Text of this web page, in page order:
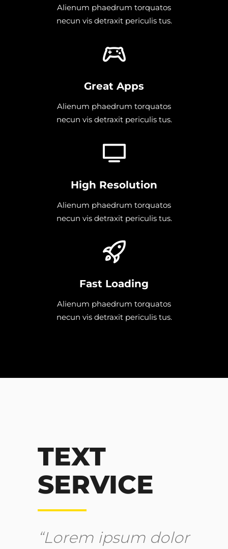
Alienum phaedrum torquatos
necun vis detraxit periculis tus.
Great Apps
Alienum phaedrum torquatos
necun vis detraxit periculis tus.
High Resolution
Alienum phaedrum torquatos
necun vis detraxit periculis tus.
Fast Loading
Alienum phaedrum torquatos
necun vis detraxit periculis tus.
TEXT
SERVICE
“Lorem ipsum dolor